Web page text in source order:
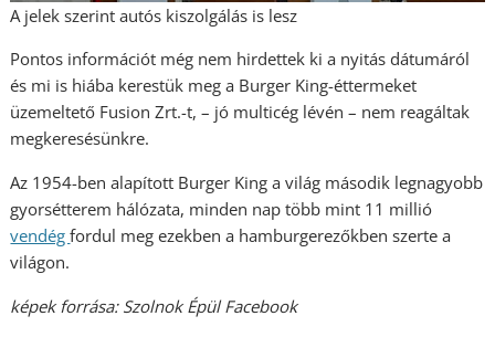
A jelek szerint autós kiszolgálás is lesz
Pontos információt még nem hirdettek ki a nyitás dátumáról
és mi is hiába kerestük meg a Burger King-éttermeket
üzemeltető Fusion Zrt.-t, – jó multicég lévén – nem reagáltak
megkeresésünkre.
Az 1954-ben alapított Burger King a világ második legnagyobb
gyorsétterem hálózata, minden nap több mint 11 millió
vendégfordul meg ezekben a hamburgerezőkben szerte a
világon.
képek forrása: Szolnok Épül Facebook